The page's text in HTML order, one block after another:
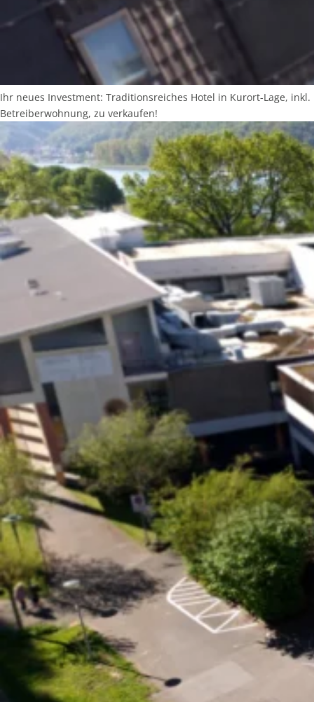
Ihr neues Investment: Traditionsreiches Hotel in Kurort-Lage, inkl.
Betreiberwohnung, zu verkaufen!